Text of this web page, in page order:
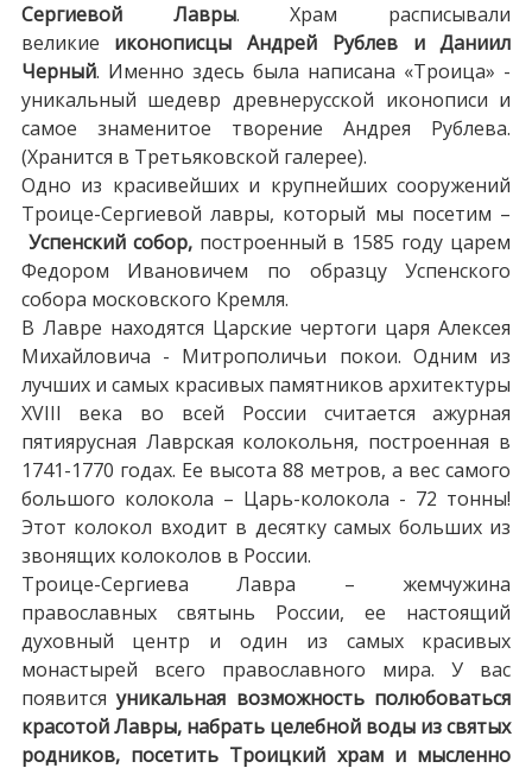
Сергиевой Лавры. Храм расписывали
великие иконописцы Андрей Рублев и Даниил
Черный. Именно здесь была написана «Троица» -
уникальный шедевр древнерусской иконописи и
самое знаменитое творение Андрея Рублева.
(Хранится в Третьяковской галерее).
Одно из красивейших и крупнейших сооружений
Троице-Сергиевой лавры, который мы посетим –
Успенский собор,построенный в 1585 году царем
Федором Ивановичем по образцу Успенского
собора московского Кремля.
В Лавре находятся Царские чертоги царя Алексея
Михайловича - Митрополичьи покои. Одним из
лучших и самых красивых памятников архитектуры
XVIII века во всей России считается ажурная
пятиярусная Лаврская колокольня, построенная в
1741-1770 годах. Ее высота 88 метров, а вес самого
большого колокола – Царь-колокола - 72 тонны!
Этот колокол входит в десятку самых больших из
звонящих колоколов в России.
Троице-Сергиева Лавра – жемчужина
православных святынь России, ее настоящий
духовный центр и один из самых красивых
монастырей всего православного мира. У вас
появитсяуникальная возможность полюбоваться
красотой Лавры, набрать целебной воды из святых
родников, посетить Троицкий храм и мысленно